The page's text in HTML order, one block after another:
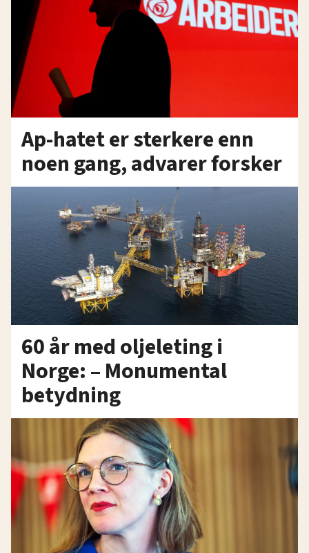
Ap-hatet er sterkere enn
noen gang, advarer forsker
60 år med oljeleting i
Norge: – Monumental
betydning